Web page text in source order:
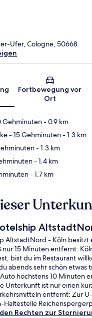
Karte
Ufer, Cologne, 50668
Fortbewegung vor
Ort
Gehminuten- 0.9 km
- 15 Gehminuten- 1.3 km
- 1.3 km
- 1.4 km
- 1.7 km
AltstadtNord - Köln besitzt
nur 15 Minuten entfernt:
bist du im Restaurant
abends sehr schön etwas
höchstens 10 Minuten
Unterkunft ist nur einen
entfernt: Zur
Ebertplatz).
Rechten zur